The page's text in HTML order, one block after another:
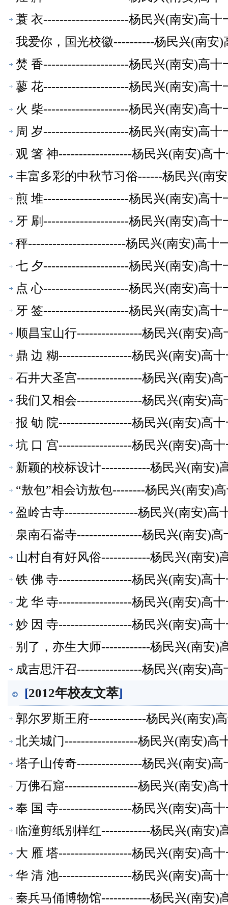
蓑 衣---------------------杨民兴(南安)高十
我爱你，国光校徽----------杨民兴(南安
焚 香---------------------杨民兴(南安)高十
蓼 花---------------------杨民兴(南安)高十
火 柴---------------------杨民兴(南安)高十
周 岁---------------------杨民兴(南安)高十
观 箸 神------------------杨民兴(南安)高
丰富多彩的中秋节习俗------杨民兴(南
煎 堆---------------------杨民兴(南安)高十
牙 刷---------------------杨民兴(南安)高十
秤------------------------杨民兴(南安)高十
七 夕---------------------杨民兴(南安)高十
点 心---------------------杨民兴(南安)高十
牙 签---------------------杨民兴(南安)高十
顺昌宝山行----------------杨民兴(南安)
鼎 边 糊------------------杨民兴(南安)高
石井大圣宫----------------杨民兴(南安)
我们又相会----------------杨民兴(南安)
报 劬 院------------------杨民兴(南安)高
坑 口 宫------------------杨民兴(南安)高
新颖的校标设计------------杨民兴(南安)
“敖包”相会访敖包--------杨民兴(南安)
盈岭古寺------------------杨民兴(南安)高
泉南石崙寺----------------杨民兴(南安)
山村自有好风俗------------杨民兴(南安)
铁 佛 寺------------------杨民兴(南安)高
龙 华 寺------------------杨民兴(南安)高
妙 因 寺------------------杨民兴(南安)高
别了，亦生大师------------杨民兴(南安)
成吉思汗召----------------杨民兴(南安)
[2012年校友文萃]
郭尔罗斯王府--------------杨民兴(南安)
北关城门------------------杨民兴(南安)高
塔子山传奇----------------杨民兴(南安)
万佛石窟------------------杨民兴(南安)高
奉 国 寺------------------杨民兴(南安)高
临潼剪纸别样红------------杨民兴(南安)
大 雁 塔------------------杨民兴(南安)高
华 清 池------------------杨民兴(南安)高
秦兵马俑博物馆------------杨民兴(南安)